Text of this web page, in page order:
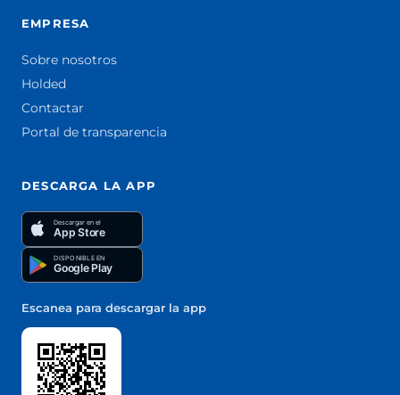
EMPRESA
Sobre nosotros
Holded
Contactar
Portal de transparencia
DESCARGA LA APP
Descargar en el
App Store
DISPONIBLE EN
Google Play
Escanea para descargar la app